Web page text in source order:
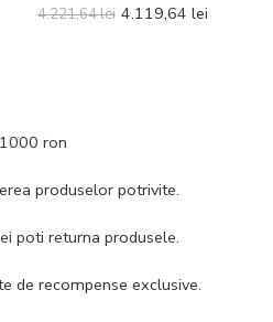
4.221,64lei 4.119,64 lei
ron
produselor potrivite.
poti returna produsele.
de recompense exclusive.